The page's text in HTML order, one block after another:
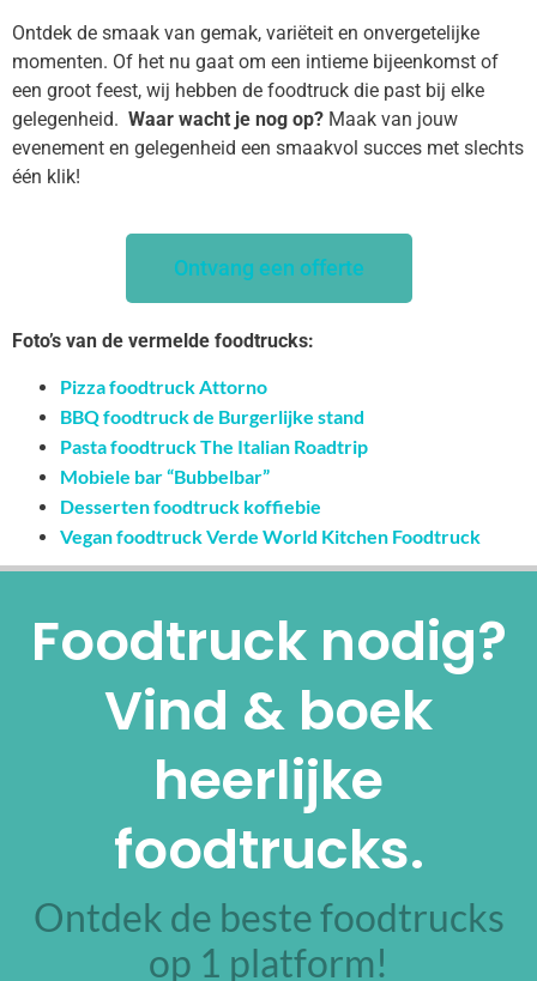
Ontdek de smaak van gemak, variëteit en onvergetelijke
momenten. Of het nu gaat om een intieme bijeenkomst of
een groot feest, wij hebben de foodtruck die past bij elke
gelegenheid. Waar wacht je nog op? Maak van jouw
evenement en gelegenheid een smaakvol succes met slechts
één klik!
Ontvang een offerte
Foto’s van de vermelde foodtrucks:
Pizza foodtruck Attorno
BBQ foodtruck de Burgerlijke stand
Pasta foodtruck The Italian Roadtrip
Mobiele bar “Bubbelbar”
Desserten foodtruck koffiebie
Vegan foodtruck Verde World Kitchen Foodtruck
Foodtruck nodig?
Vind & boek
heerlijke
foodtrucks.
Ontdek de beste foodtrucks
op 1 platform!